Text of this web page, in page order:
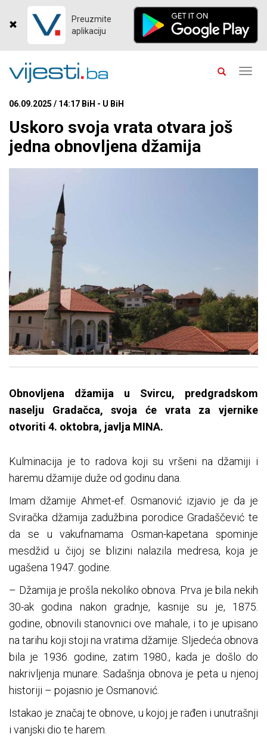
Preuzmite
aplikaciju
06.09.2025 / 14:17 BiH - U BiH
Uskoro svoja vrata otvara još
jedna obnovljena džamija
Obnovljena džamija u Svircu, predgradskom
naselju Gradačca, svoja će vrata za vjernike
otvoriti 4. oktobra, javlja MINA.
Kulminacija je to radova koji su vršeni na džamiji i
haremu džamije duže od godinu dana.
Imam džamije Ahmet-ef. Osmanović izjavio je da je
Sviračka džamija zadužbina porodice Gradaščević te
da se u vakufnamama Osman-kapetana spominje
mesdžid u čijoj se blizini nalazila medresa, koja je
ugašena 1947. godine.
– Džamija je prošla nekoliko obnova. Prva je bila nekih
30-ak godina nakon gradnje, kasnije su je, 1875.
godine, obnovili stanovnici ove mahale, i to je upisano
na tarihu koji stoji na vratima džamije. Sljedeća obnova
bila je 1936. godine, zatim 1980., kada je došlo do
nakrivljenja munare. Sadašnja obnova je peta u njenoj
historiji – pojasnio je Osmanović.
Istakao je značaj te obnove, u kojoj je rađen i unutrašnji
i vanjski dio te harem.